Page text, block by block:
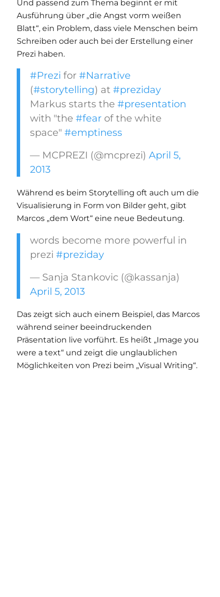
Und passend zum Thema beginnt er mit
Ausführung über „die Angst vorm weißen
Blatt“, ein Problem, dass viele Menschen beim
Schreiben oder auch bei der Erstellung einer
Prezi haben.
#Prezi for #Narrative
(#storytelling) at #preziday
Markus starts the #presentation
with "the #fearof the white
space" #emptiness
— MCPREZI (@mcprezi) April 5,
2013
Während es beim Storytelling oft auch um die
Visualisierung in Form von Bilder geht, gibt
Marcos „dem Wort“ eine neue Bedeutung.
words become more powerful in
prezi #preziday
— Sanja Stankovic (@kassanja)
April 5, 2013
Das zeigt sich auch einem Beispiel, das Marcos
während seiner beeindruckenden
Präsentation live vorführt. Es heißt „Image you
were a text“ und zeigt die unglaublichen
Möglichkeiten von Prezi beim „Visual Writing“.